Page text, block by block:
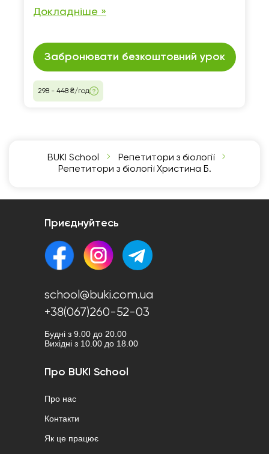
цікаву науку біологію. Допоможу вам добре
підготуватись до уроків, НМТ з біології,
Докладніше »
Забронювати безкоштовний урок
298 - 448 ₴/год
BUKI School
Репетитори з біології
Репетитори з біології Христина Б.
Приєднуйтесь
school@buki.com.ua
+38(067)260-52-03
Будні з 9.00 до 20.00
Вихідні з 10.00 до 18.00
Про BUKI School
Про нас
Контакти
Як це працює